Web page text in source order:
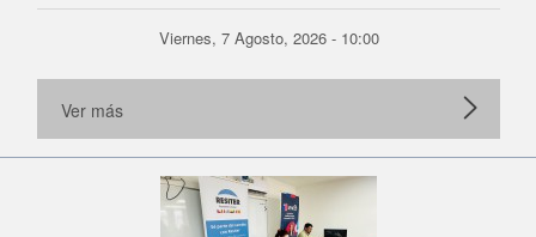
Viernes, 7 Agosto, 2026 - 10:00
Ver más